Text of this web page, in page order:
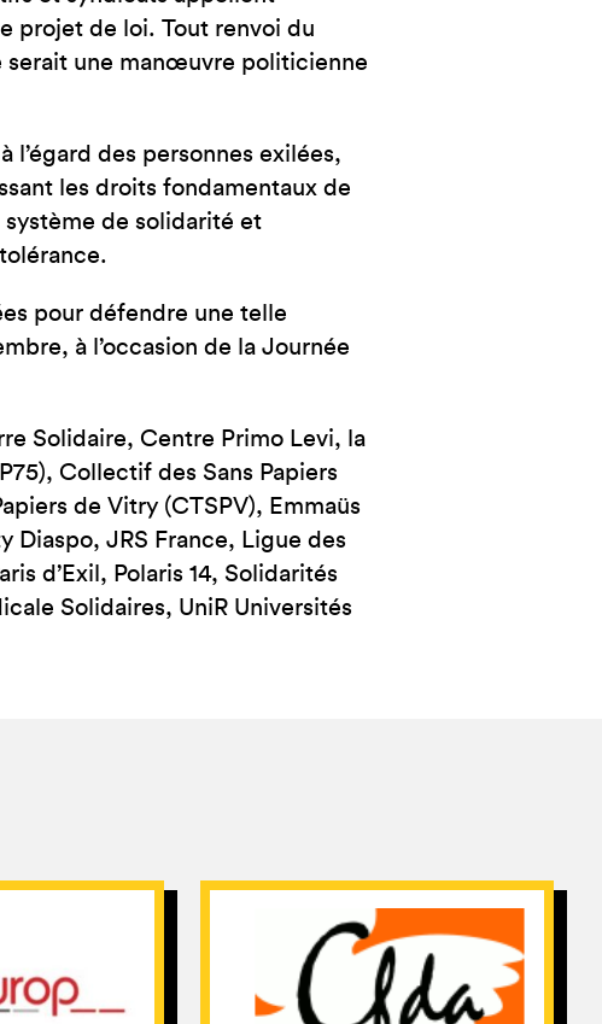
FRANCE
projet de loi. Tout renvoi du
serait une manœuvre politicienne
l’égard des personnes exilées,
les droits fondamentaux de
système de solidarité et
pour défendre une telle
à l’occasion de la Journée
Solidaire, Centre Primo Levi, la
Collectif des Sans Papiers
de Vitry (CTSPV), Emmaüs
Diaspo, JRS France, Ligue des
d’Exil, Polaris 14, Solidarités
Solidaires, UniR Universités